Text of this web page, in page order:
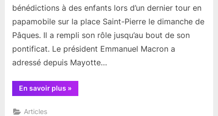
bénédictions à des enfants lors d’un dernier tour en
papamobile sur la place Saint-Pierre le dimanche de
Pâques. Il a rempli son rôle jusqu’au bout de son
pontificat. Le président Emmanuel Macron a
adressé depuis Mayotte…
En savoir plus “Résumé
d’actualités
»
Articles